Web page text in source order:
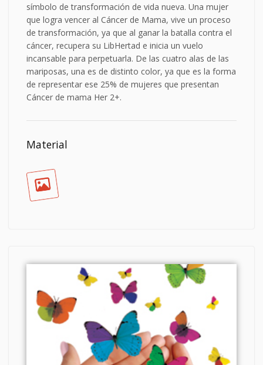
símbolo de transformación de vida nueva. Una mujer
que logra vencer al Cáncer de Mama, vive un proceso
de transformación, ya que al ganar la batalla contra el
cáncer, recupera su LibHertad e inicia un vuelo
incansable para perpetuarla. De las cuatro alas de las
mariposas, una es de distinto color, ya que es la forma
de representar ese 25% de mujeres que presentan
Cáncer de mama Her 2+.
Material